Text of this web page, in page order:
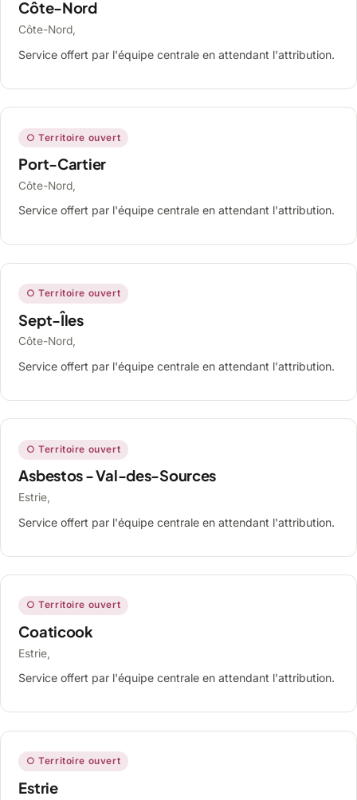
Côte-Nord
Côte-Nord,
Service offert par l'équipe centrale en attendant l'attribution.
○ Territoire ouvert
Port-Cartier
Côte-Nord,
Service offert par l'équipe centrale en attendant l'attribution.
○ Territoire ouvert
Sept-Îles
Côte-Nord,
Service offert par l'équipe centrale en attendant l'attribution.
○ Territoire ouvert
Asbestos - Val-des-Sources
Estrie,
Service offert par l'équipe centrale en attendant l'attribution.
○ Territoire ouvert
Coaticook
Estrie,
Service offert par l'équipe centrale en attendant l'attribution.
○ Territoire ouvert
Estrie